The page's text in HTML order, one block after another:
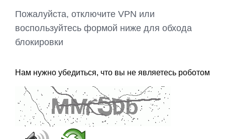
Пожалуйста, отключите VPN или
воспользуйтесь формой ниже для обхода
блокировки
Нам нужно убедиться, что вы не являетесь роботом